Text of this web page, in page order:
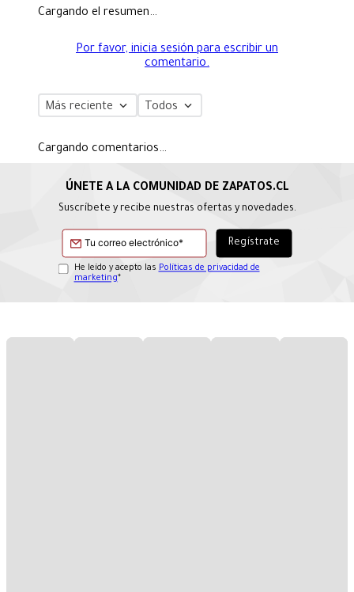
Cargando el resumen…
Por favor, inicia sesión para escribir un
comentario.
Más reciente Todos
Cargando comentarios…
Suscríbete y recibe nuestras ofertas y novedades.
He leído y acepto las Políticas de privacidad de
marketing*